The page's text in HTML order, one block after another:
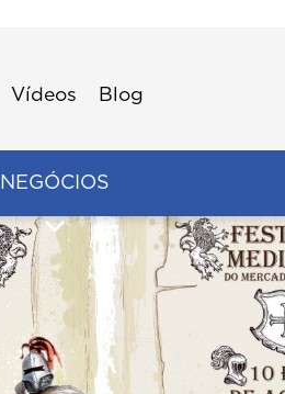
Vídeos Blog
NEGÓCIOS